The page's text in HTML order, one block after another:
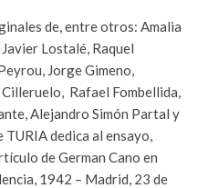
de, entre otros: Amalia
Lostalé, Raquel
Jorge Gimeno,
Rafael Fombellida,
Alejandro Simón Partal y
dedica al ensayo,
de German Cano en
1942 – Madrid, 23 de